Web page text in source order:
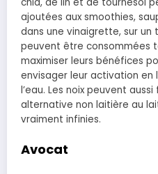
ajoutées aux smoothies,
dans une vinaigrette, sur un
peuvent être consommées
maximiser leurs bénéfices
envisager leur activation
l’eau. Les noix peuvent
alternative non laitière au
vraiment infinies.
Avocat